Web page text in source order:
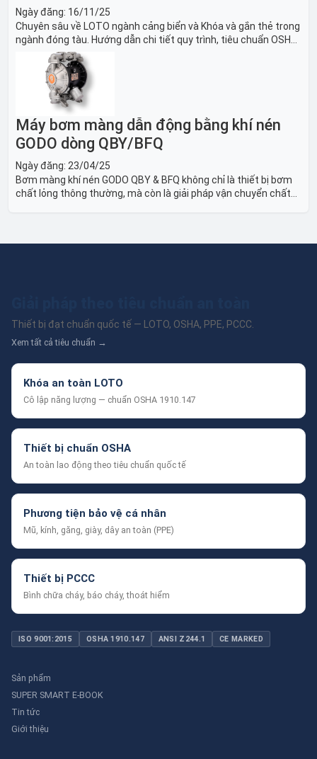
Ngày đăng: 16/11/25
Chuyên sâu về LOTO ngành cảng biển và Khóa và gắn thẻ trong
ngành đóng tàu. Hướng dẫn chi tiết quy trình, tiêu chuẩn OSHA,
thiết bị và Giải pháp LOTO trong công nghiệp đóng tàu toàn
Máy bơm màng dẫn động bằng khí nén
GODO dòng QBY/BFQ
Ngày đăng: 23/04/25
Bơm màng khí nén GODO QBY & BFQ không chỉ là thiết bị bơm
chất lỏng thông thường, mà còn là giải pháp vận chuyển chất
Thiết bị đạt chuẩn quốc tế — LOTO, OSHA, PPE, PCCC.
Xem tất cả tiêu chuẩn →
Khóa an toàn LOTO
Cô lập năng lượng — chuẩn OSHA 1910.147
Thiết bị chuẩn OSHA
An toàn lao động theo tiêu chuẩn quốc tế
Phương tiện bảo vệ cá nhân
Mũ, kính, găng, giày, dây an toàn (PPE)
Thiết bị PCCC
Bình chữa cháy, báo cháy, thoát hiểm
ISO 9001:2015 OSHA 1910.147 ANSI Z244.1 CE MARKED
Sản phẩm
SUPER SMART E-BOOK
Tin tức
Giới thiệu